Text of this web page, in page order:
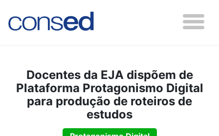
Docentes da EJA dispõem de
Plataforma Protagonismo Digital
para produção de roteiros de
estudos